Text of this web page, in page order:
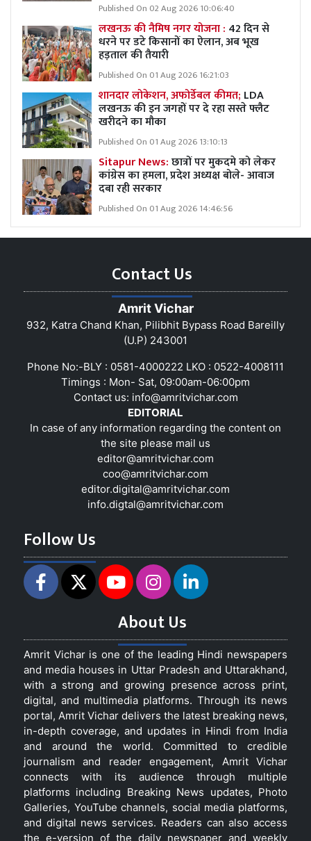
Published On 02 Aug 2026 10:06:40
लखनऊ की नैमिष नगर योजना : 42 दिन से
धरने पर डटे किसानों का ऐलान, अब भूख
हड़ताल की तैयारी
Published On 01 Aug 2026 16:21:03
शानदार लोकेशन, अफोर्डेबल कीमत; LDA
लखनऊ की इन जगहों पर दे रहा सस्ते फ्लैट
खरीदने का मौका
Published On 01 Aug 2026 13:10:13
Sitapur News:छात्रों पर मुकदमे को लेकर
कांग्रेस का हमला, प्रदेश अध्यक्ष बोले- आवाज
दबा रही सरकार
Published On 01 Aug 2026 14:46:56
Contact Us
Amrit Vichar
932, Katra Chand Khan, Pilibhit Bypass Road Bareilly
(U.P) 243001
Phone No:-BLY : 0581-4000222 LKO : 0522-4008111
Timings : Mon- Sat, 09:00am-06:00pm
Contact us: info@amritvichar.com
EDITORIAL
In case of any information regarding the content on
the site please mail us
editor@amritvichar.com
coo@amritvichar.com
editor.digital@amritvichar.com
info.digtal@amritvichar.com
Follow Us
About Us
Amrit Vichar is one of the leading Hindi newspapers
and media houses in Uttar Pradesh and Uttarakhand,
with a strong and growing presence across print,
digital, and multimedia platforms. Through its news
portal, Amrit Vichar delivers the latest breaking news,
in-depth coverage, and updates in Hindi from India
and around the world. Committed to credible
journalism and reader engagement, Amrit Vichar
connects with its audience through multiple
platforms including Breaking News updates, Photo
Galleries, YouTube channels, social media platforms,
and digital news services. Readers can also access
the e-version of the daily newspaper and weekly